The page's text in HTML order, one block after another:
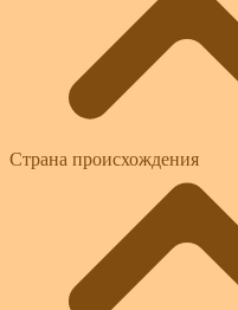
Страна происхождения